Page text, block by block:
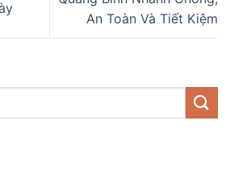
An Toàn Và Tiết Kiệm